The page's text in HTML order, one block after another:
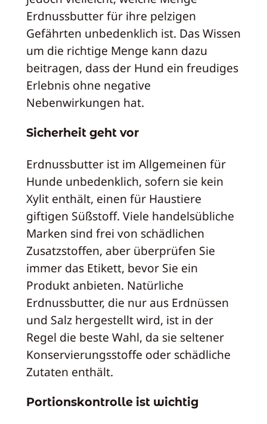
Erdnussbutter für ihre pelzigen
Gefährten unbedenklich ist. Das Wissen
um die richtige Menge kann dazu
beitragen, dass der Hund ein freudiges
Erlebnis ohne negative
Nebenwirkungen hat.
Sicherheit geht vor
Erdnussbutter ist im Allgemeinen für
Hunde unbedenklich, sofern sie kein
Xylit enthält, einen für Haustiere
giftigen Süßstoff. Viele handelsübliche
Marken sind frei von schädlichen
Zusatzstoffen, aber überprüfen Sie
immer das Etikett, bevor Sie ein
Produkt anbieten. Natürliche
Erdnussbutter, die nur aus Erdnüssen
und Salz hergestellt wird, ist in der
Regel die beste Wahl, da sie seltener
Konservierungsstoffe oder schädliche
Zutaten enthält.
Portionskontrolle ist wichtig